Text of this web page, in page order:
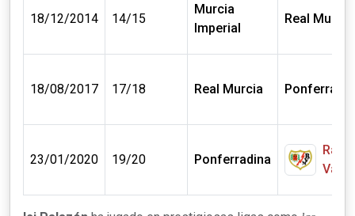
18/12/2014 14/15
Murcia
Imperial
Real Murcia
18/08/2017 17/18 Real Murcia
23/01/2020 19/20 Ponferradina
Rayo